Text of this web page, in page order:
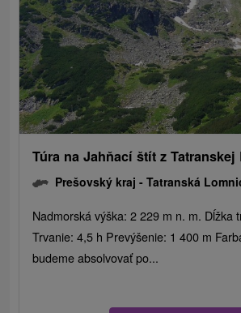
Túra na Jahňací štít z
Prešovský kraj -Tatranská
Nadmorská výška: 2 229 m n. m. Dĺžka
Trvanie: 4,5 h Prevýšenie: 1 400 m
budeme absolvovať po...